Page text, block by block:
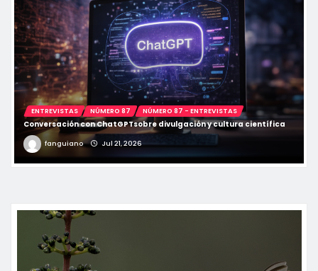
ENTREVISTAS NÚMERO 87 NÚMERO 87 - ENTREVISTAS
Conversación con ChatGPTsobre divulgación y cultura científica
fanguiano Jul 21, 2026